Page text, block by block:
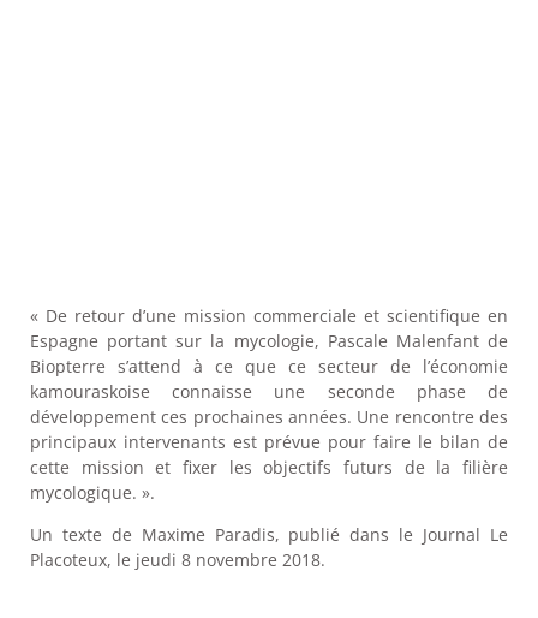
« De retour d’une mission commerciale et scientifique en
Espagne portant sur la mycologie, Pascale Malenfant de
Biopterre s’attend à ce que ce secteur de l’économie
kamouraskoise connaisse une seconde phase de
développement ces prochaines années. Une rencontre des
principaux intervenants est prévue pour faire le bilan de
cette mission et fixer les objectifs futurs de la filière
mycologique. ».
Un texte de Maxime Paradis, publié dans le Journal Le
Placoteux, le jeudi 8 novembre 2018.